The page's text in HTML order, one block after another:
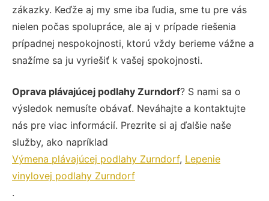
zákazky. Keďže aj my sme iba ľudia, sme tu pre vás
nielen počas spolupráce, ale aj v prípade riešenia
prípadnej nespokojnosti, ktorú vždy berieme vážne a
snažíme sa ju vyriešiť k vašej spokojnosti.
Oprava plávajúcej podlahy Zurndorf? S nami sa o
výsledok nemusíte obávať. Neváhajte a kontaktujte
nás pre viac informácií. Prezrite si aj ďalšie naše
služby, ako napríklad
Výmena plávajúcej podlahy Zurndorf, Lepenie
vinylovej podlahy Zurndorf
.